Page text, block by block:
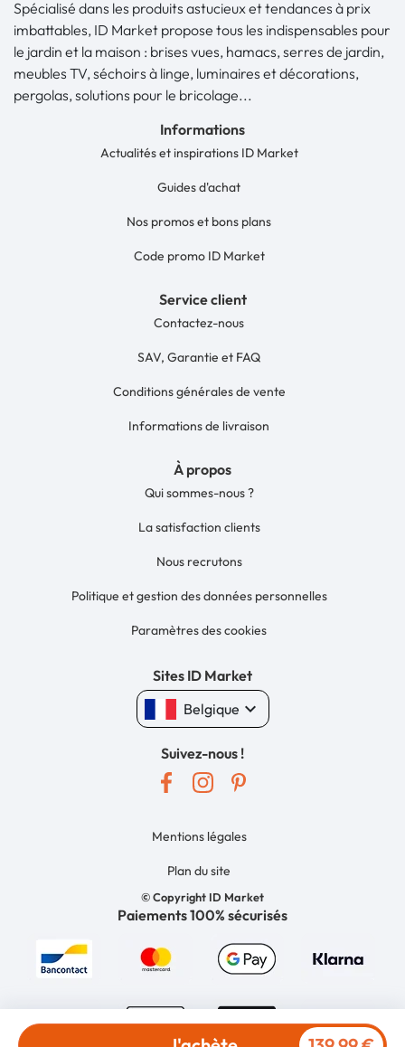
Spécialisé dans les produits astucieux et tendances à prix
imbattables, ID Market propose tous les indispensables pour
le jardin et la maison : brises vues, hamacs, serres de jardin,
meubles TV, séchoirs à linge, luminaires et décorations,
pergolas, solutions pour le bricolage...
Informations
Actualités et inspirations ID Market
Guides d'achat
Nos promos et bons plans
Code promo ID Market
Service client
Contactez-nous
SAV, Garantie et FAQ
Conditions générales de vente
Informations de livraison
À propos
Qui sommes-nous ?
La satisfaction clients
Nous recrutons
Politique et gestion des données personnelles
Paramètres des cookies
Sites ID Market
Belgique keyboard_arrow_down
Suivez-nous !
© Copyright ID Market
Mentions légales
Plan du site
Paiements 100% sécurisés